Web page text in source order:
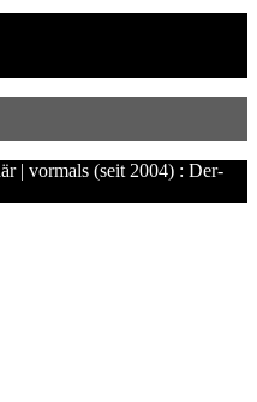
| vormals (seit 2004) : Der-